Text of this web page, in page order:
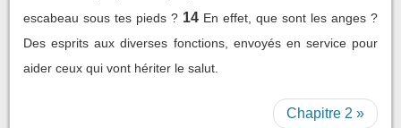
escabeau sous tes pieds ? 14 En effet, que sont les anges ?
Des esprits aux diverses fonctions, envoyés en service pour
aider ceux qui vont hériter le salut.
Chapitre 2 »